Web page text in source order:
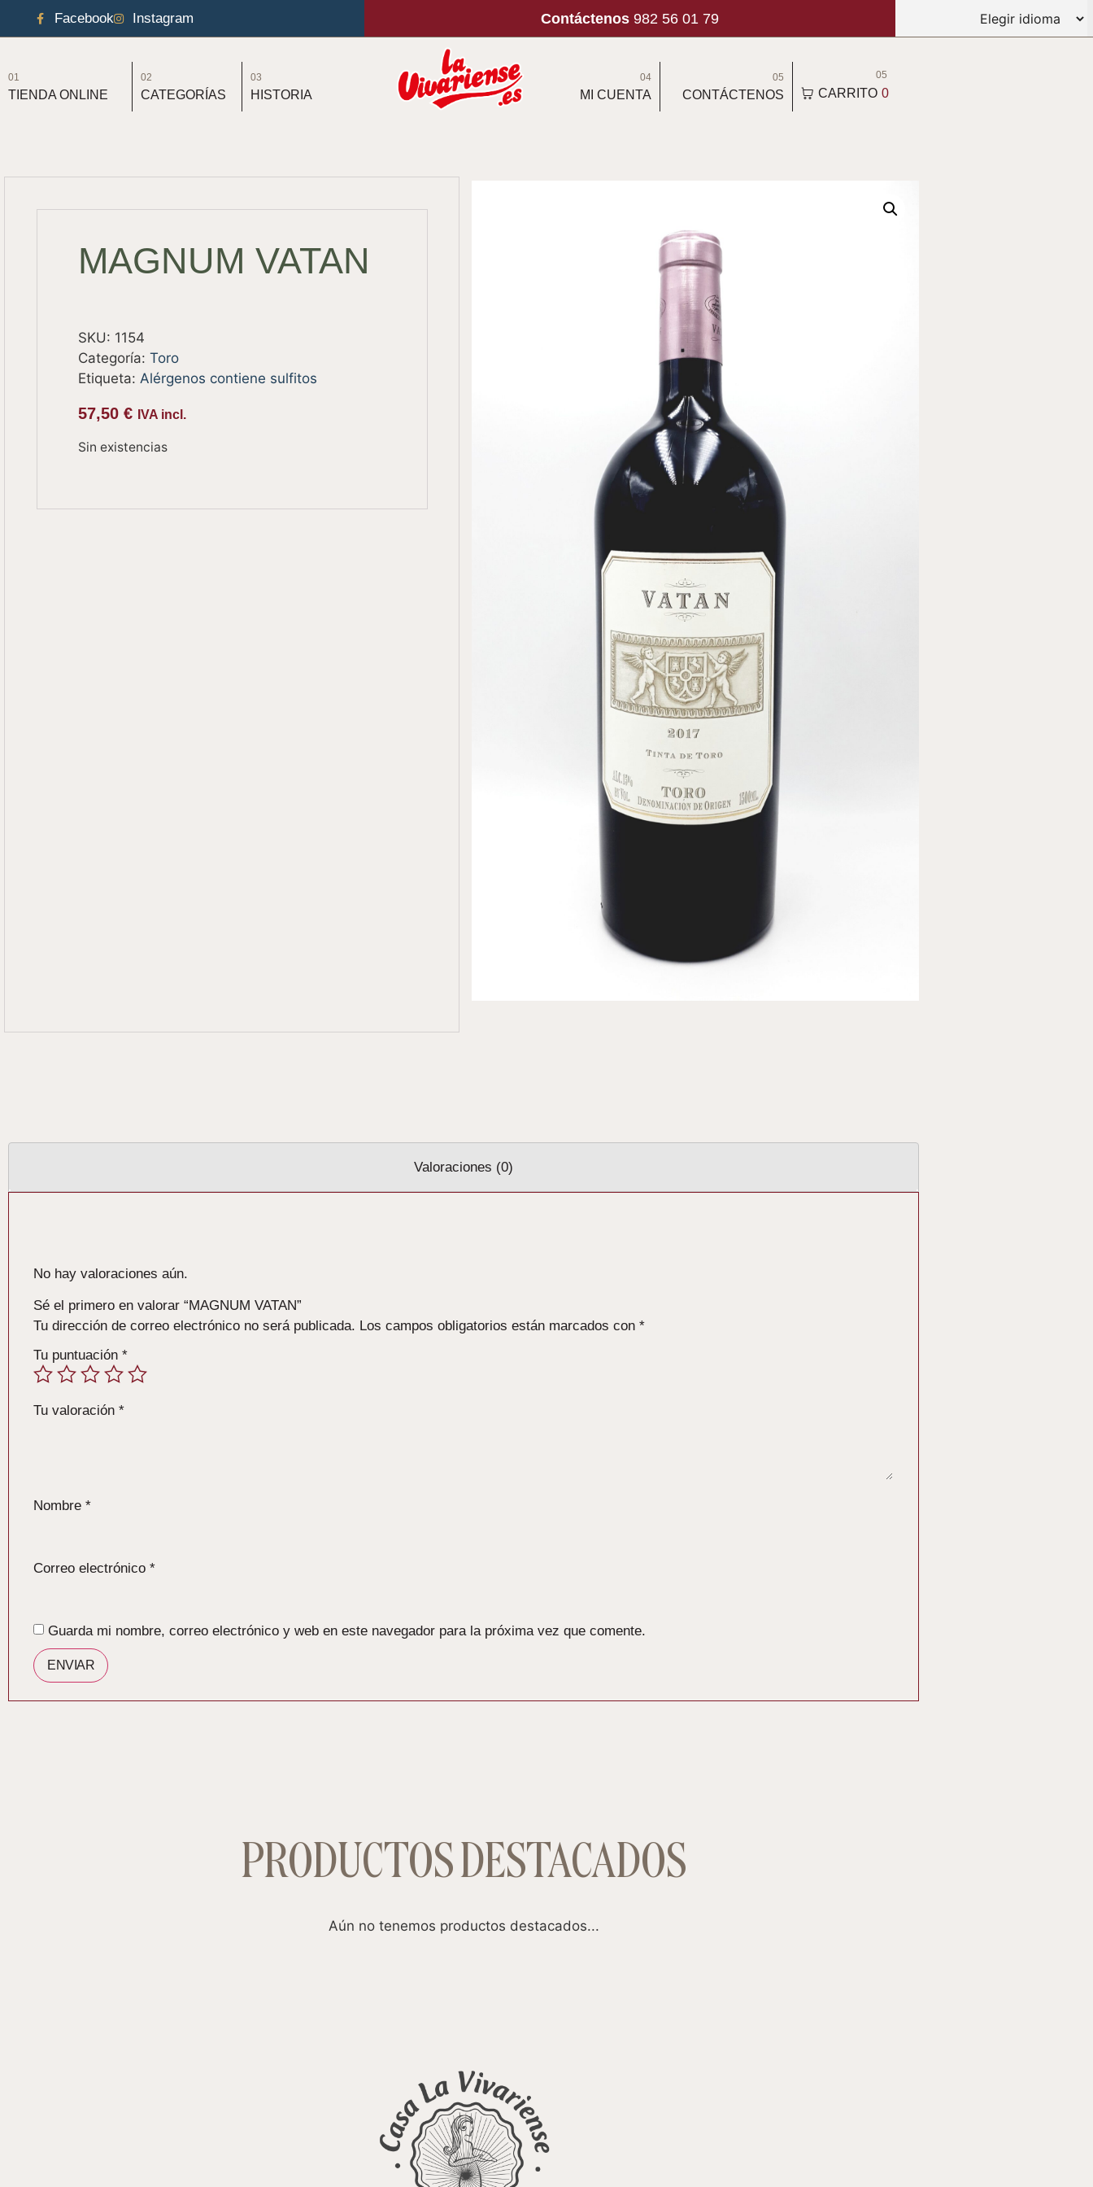
Facebook Instagram Contáctenos 982 56 01 79
01
TIENDA ONLINE
02
CATEGORÍAS
03
HISTORIA
04
MI CUENTA
05
CONTÁCTENOS
05
CARRITO 0
MAGNUM VATAN
SKU: 1154
Categoría: Toro
Etiqueta: Alérgenos contiene sulfitos
57,50 € IVA incl.
Sin existencias
Valoraciones (0)
No hay valoraciones aún.
Sé el primero en valorar “MAGNUM VATAN”
Tu dirección de correo electrónico no será publicada. Los campos obligatorios están marcados con *
Tu puntuación *
Tu valoración *
Nombre *
Correo electrónico *
Guarda mi nombre, correo electrónico y web en este navegador para la próxima vez que comente.
PRODUCTOS DESTACADOS
Aún no tenemos productos destacados...